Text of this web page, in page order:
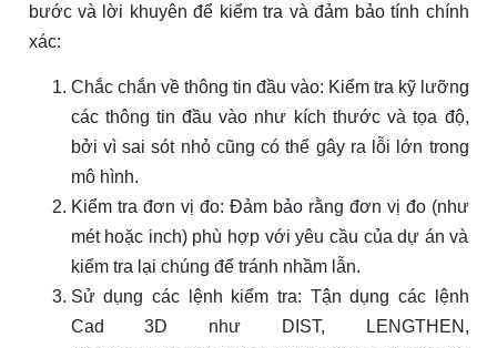
bước và lời khuyên để kiểm tra và đảm bảo tính chính
xác:
Chắc chắn về thông tin đầu vào: Kiểm tra kỹ lưỡng
các thông tin đầu vào như kích thước và tọa độ,
bởi vì sai sót nhỏ cũng có thể gây ra lỗi lớn trong
mô hình.
Kiểm tra đơn vị đo: Đảm bảo rằng đơn vị đo (như
mét hoặc inch) phù hợp với yêu cầu của dự án và
kiểm tra lại chúng để tránh nhầm lẫn.
Sử dụng các lệnh kiểm tra: Tận dụng các lệnh
Cad 3D như DIST, LENGTHEN,